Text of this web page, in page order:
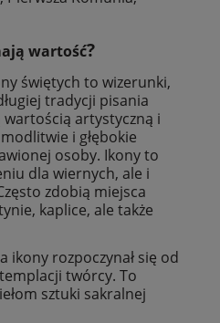
wartość?
świętych to wizerunki,
tradycji pisania
wartością artystyczną i
i głębokie
osoby. Ikony to
dla wiernych, ale i
zdobią miejsca
kaplice, ale także
ikony rozpoczynał się od
twórcy. To
sztuki sakralnej